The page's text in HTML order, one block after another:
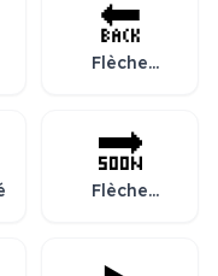
🔙
Flèche
🔜
Flèche